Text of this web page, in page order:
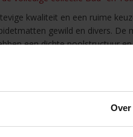
Over
kwaliteit en een ruime
gewild en divers. De
een dichte poolstructuur
Onze bidetmatten zijn